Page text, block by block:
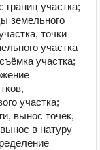
границ участка;
земельного
точки
участка
участка;
участка;
вынос точек,
в натуру